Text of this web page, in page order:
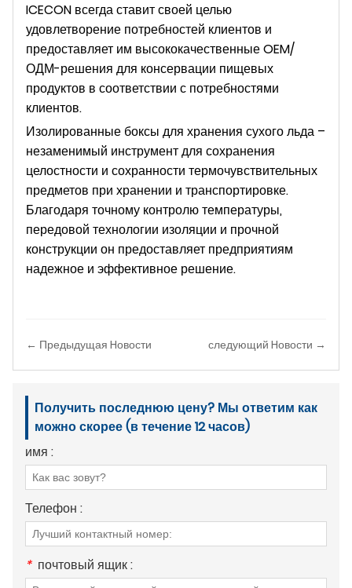
ICECON всегда ставит своей целью
удовлетворение потребностей клиентов и
предоставляет им высококачественные OEM/
ОДМ-решения для консервации пищевых
продуктов в соответствии с потребностями
клиентов.
Изолированные боксы для хранения сухого льда –
незаменимый инструмент для сохранения
целостности и сохранности термочувствительных
предметов при хранении и транспортировке.
Благодаря точному контролю температуры,
передовой технологии изоляции и прочной
конструкции он предоставляет предприятиям
надежное и эффективное решение.
← Предыдущая Hовости следующий Hовости →
Получить последнюю цену? Мы ответим как
можно скорее (в течение 12 часов)
имя :
Телефон :
* почтовый ящик :